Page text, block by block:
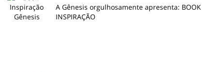
A Gênesis orgulhosamente apresenta: BOOK
INSPIRAÇÃO